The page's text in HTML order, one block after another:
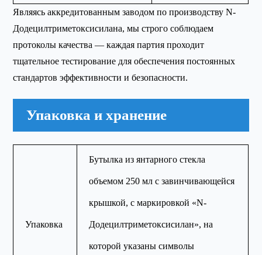
Являясь аккредитованным заводом по производству N-
Додецилтриметоксисилана, мы строго соблюдаем
протоколы качества — каждая партия проходит
тщательное тестирование для обеспечения постоянных
стандартов эффективности и безопасности.
Упаковка и хранение
Упаковка
Бутылка из янтарного стекла
объемом 250 мл с завинчивающейся
крышкой, с маркировкой «N-
Додецилтриметоксисилан», на
которой указаны символы